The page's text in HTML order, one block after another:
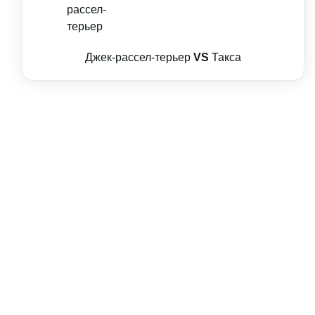
Джек-рассел-терьер VS Такса